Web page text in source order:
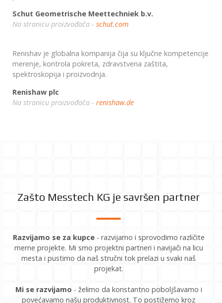
Schut Geometrische Meettechniek b.v.
Na stranicu proizvođača - schut.com
Renishav je globalna kompanija čija su ključne kompetencije
merenje, kontrola pokreta, zdravstvena zaštita,
spektroskopija i proizvodnja.
Renishaw plc
Na stranicu proizvođača - renishaw.de
Zašto Messtech KG je savršen partner
Razvijamo se za kupce- razvijamo i sprovodimo različite
merne projekte. Mi smo projektni partneri i navijači na licu
mesta i pustimo da naš stručni tok prelazi u svaki naš
projekat.
Mi se razvijamo - želimo da konstantno poboljšavamo i
povećavamo našu produktivnost. To postižemo kroz